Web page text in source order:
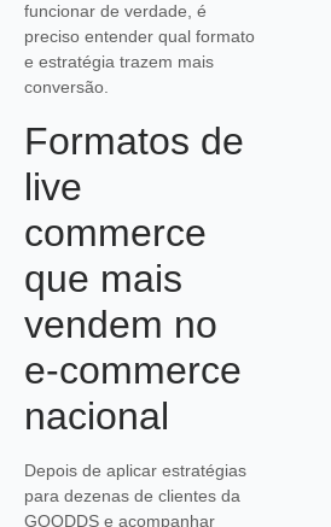
funcionar de verdade, é
preciso entender qual formato
e estratégia trazem mais
conversão.
Formatos de
live
commerce
que mais
vendem no
e-commerce
nacional
Depois de aplicar estratégias
para dezenas de clientes da
GOODDS e acompanhar